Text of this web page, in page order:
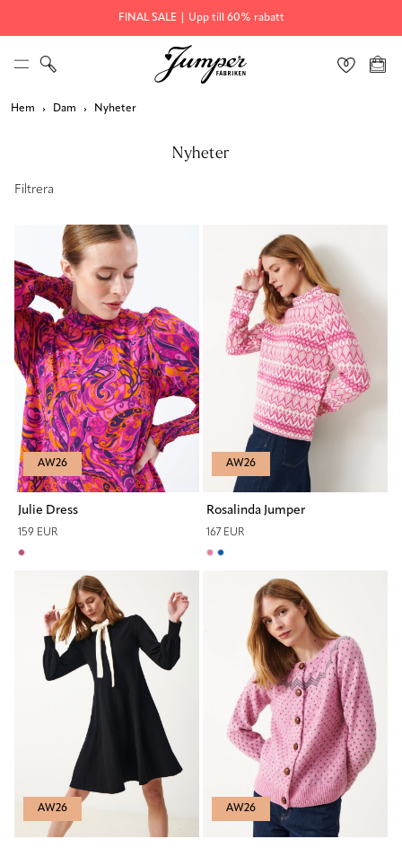
FINAL SALE | Upp till 60% rabatt
Hem Dam Nyheter
Nyheter
Filtrera
AW26
Julie Dress
159 EUR
AW26
Rosalinda Jumper
167 EUR
AW26 AW26